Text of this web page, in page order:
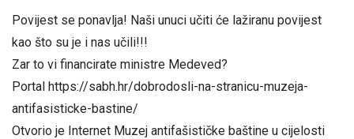
Povijest se ponavlja! Naši unuci učiti će lažiranu povijest
kao što su je i nas učili!!!
Zar to vi financirate ministre Medeved?
Portal https://sabh.hr/dobrodosli-na-stranicu-muzeja-
antifasisticke-bastine/
Otvorio je Internet Muzej antifašističke baštine u cijelosti